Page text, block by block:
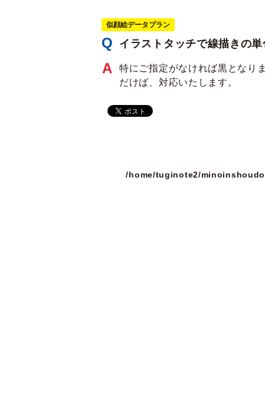
似顔絵データプラン
イラストタッチで線描きの
特にご指定がなければ黒となり
だけば、対応いたします。
/home/tuginote2/